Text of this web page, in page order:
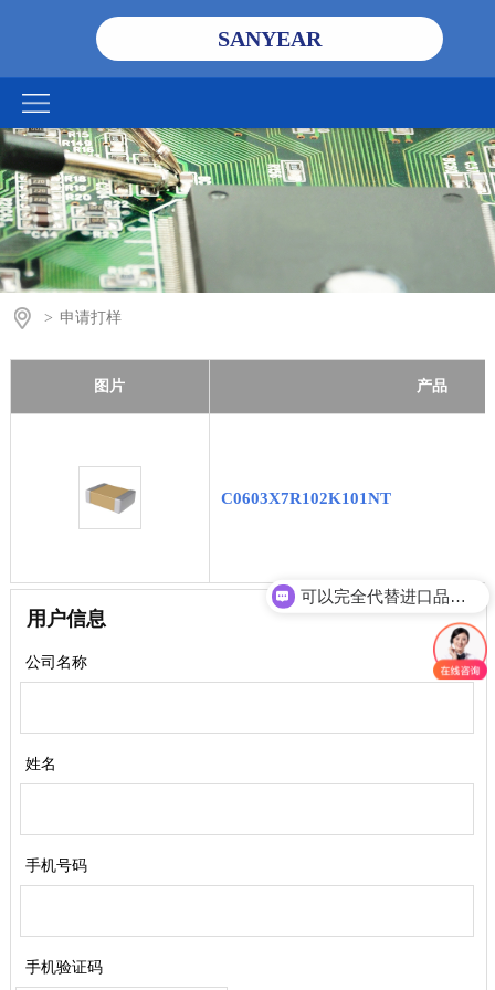
SANYEAR
> 申请打样
图片 产品
C0603X7R102K101NT
用户信息
公司名称
姓名
手机号码
手机验证码
可以完全代替进口品牌吗？